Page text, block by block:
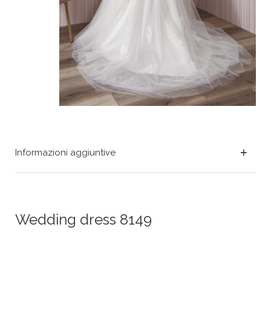
Informazioni aggiuntive
Wedding dress 8149